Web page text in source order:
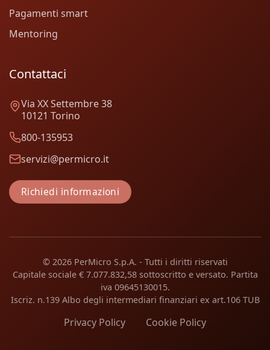
Pagamenti smart
Mentoring
Contattaci
Via XX Settembre 38
10121 Torino
800-135953
servizi@permicro.it
Richiedi informazioni
© 2026 PerMicro S.p.A. - Tutti i diritti riservati
Capitale sociale € 7.077.832,58 sottoscritto e versato. Partita
iva 09645130015.
Iscriz. n.139 Albo degli intermediari finanziari ex art.106 TUB
Privacy Policy Cookie Policy